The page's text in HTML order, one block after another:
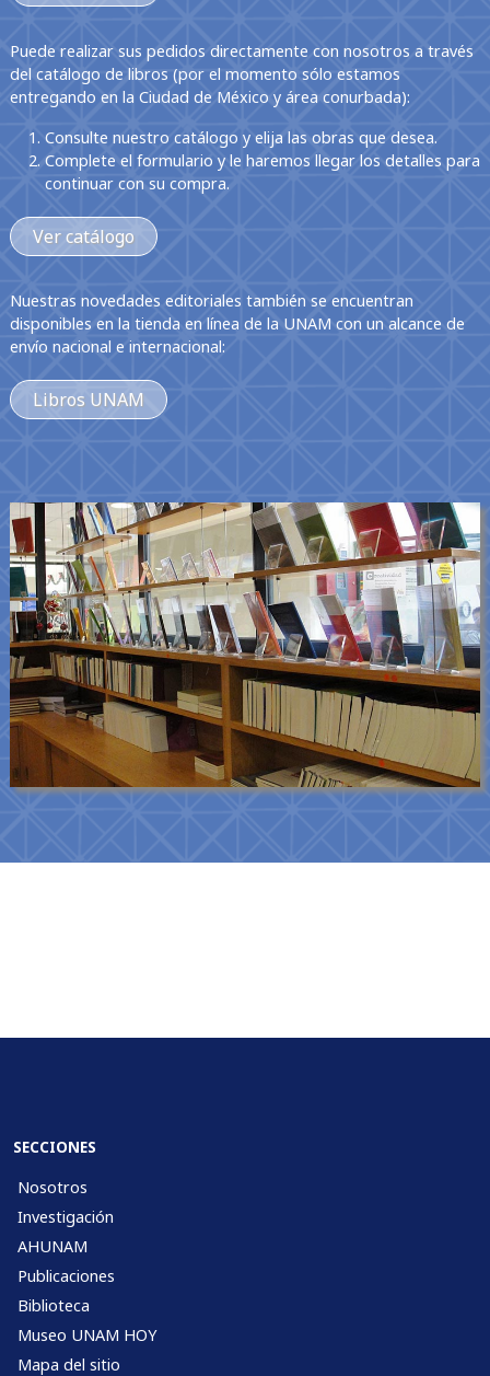
Puede realizar sus pedidos directamente con nosotros a través
del catálogo de libros (por el momento sólo estamos
entregando en la Ciudad de México y área conurbada):
Consulte nuestro catálogo y elija las obras que desea.
Complete el formulario y le haremos llegar los detalles para
continuar con su compra.
Ver catálogo
Nuestras novedades editoriales también se encuentran
disponibles en la tienda en línea de la UNAM con un alcance de
envío nacional e internacional:
Libros UNAM
SECCIONES
Nosotros
Investigación
AHUNAM
Publicaciones
Biblioteca
Museo UNAM HOY
Mapa del sitio